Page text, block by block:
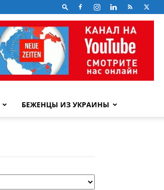
БЕЖЕНЦЫ ИЗ УКРАИНЫ